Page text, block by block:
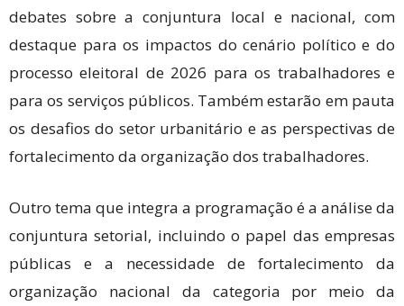
debates sobre a conjuntura local e nacional, com
destaque para os impactos do cenário político e do
processo eleitoral de 2026 para os trabalhadores e
para os serviços públicos. Também estarão em pauta
os desafios do setor urbanitário e as perspectivas de
fortalecimento da organização dos trabalhadores.
Outro tema que integra a programação é a análise da
conjuntura setorial, incluindo o papel das empresas
públicas e a necessidade de fortalecimento da
organização nacional da categoria por meio da